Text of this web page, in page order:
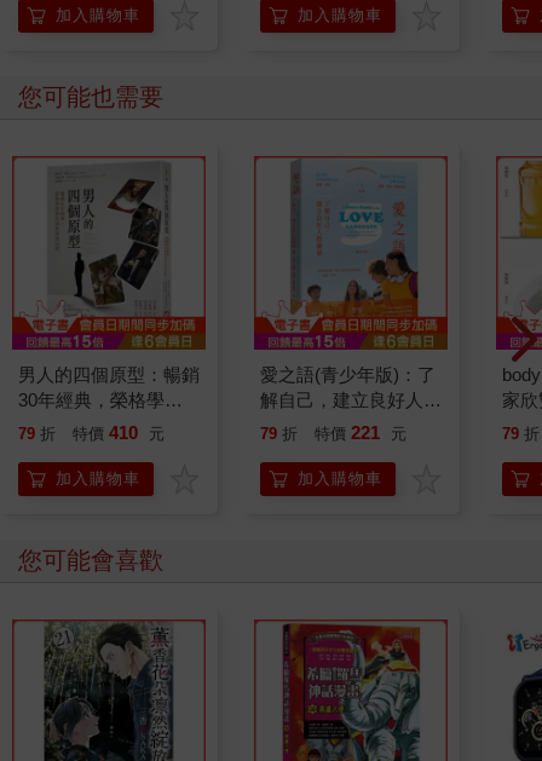
加入購物車
「行動派」的37個科
學方法
加入購物車
您可能也需要
男人的四個原型：暢銷
30年經典，榮格學派
帶你剖析男性心理
79 折 特價 410 元
加入購物車
愛之語(青少年版)：了
解自己，建立良好人際
關係
79 折 特價 221 元
加入購物車
家
廁
79 折
您可能會喜歡